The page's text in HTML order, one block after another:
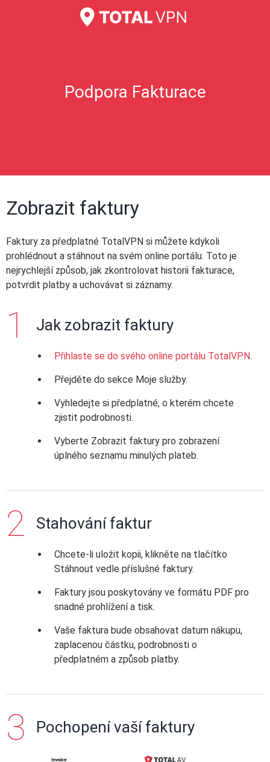
Podpora Fakturace
Zobrazit faktury
Faktury za předplatné TotalVPN si můžete kdykoli
prohlédnout a stáhnout na svém online portálu. Toto je
nejrychlejší způsob, jak zkontrolovat historii fakturace,
potvrdit platby a uchovávat si záznamy.
Jak zobrazit faktury
Přihlaste se do svého online portálu TotalVPN.
Přejděte do sekce Moje služby.
Vyhledejte si předplatné, o kterém chcete
zjistit podrobnosti.
Vyberte Zobrazit faktury pro zobrazení
úplného seznamu minulých plateb.
Stahování faktur
Chcete-li uložit kopii, klikněte na tlačítko
Stáhnout vedle příslušné faktury.
Faktury jsou poskytovány ve formátu PDF pro
snadné prohlížení a tisk.
Vaše faktura bude obsahovat datum nákupu,
zaplacenou částku, podrobnosti o
předplatném a způsob platby.
Pochopení vaší faktury